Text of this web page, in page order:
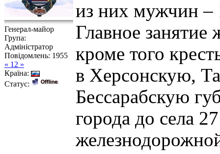
Генерал-майор
Група:
Адміністратор
Повідомлень: 1955
« 12 »
Країна:
Статус:
из них мужчин
Главное
кроме того
в Херсонскую,
Бессарабскую
города до села